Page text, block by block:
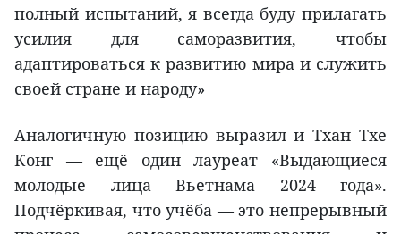
полный испытаний, я всегда буду прилагать
усилия для саморазвития, чтобы
адаптироваться к развитию мира и служить
своей стране и народу»
Аналогичную позицию выразил и Тхан Тхе
Конг — ещё один лауреат «Выдающиеся
молодые лица Вьетнама 2024 года».
Подчёркивая, что учёба — это непрерывный